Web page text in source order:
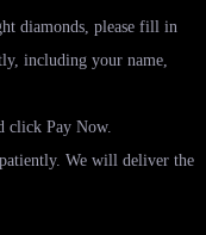
diamonds, please fill in
including your name,
click Pay Now.
We will deliver the